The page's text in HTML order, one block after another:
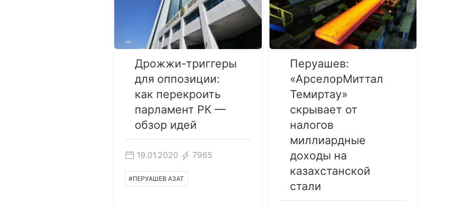
Дрожжи-триггеры
для оппозиции:
как перекроить
парламент РК —
обзор идей
19.01.2020 7965
#ПЕРУАШЕВ АЗАТ
Перуашев:
«АрселорМиттал
Темиртау»
скрывает от
налогов
миллиардные
доходы на
казахстанской
стали